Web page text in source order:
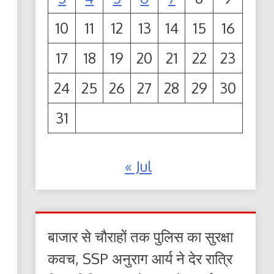
10
11 12 13 14 15
16
17
18 19 20 21 22
23
24
25 26 27 28 29
30
31
« Jul
बाजार से चौराहों तक पुलिस का सुरक्षा
कवच, SSP अनुराग आर्य ने देर रात्रि